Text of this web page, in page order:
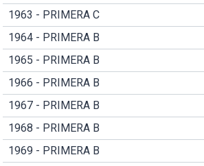
1963 - PRIMERA C
1964 - PRIMERA B
1965 - PRIMERA B
1966 - PRIMERA B
1967 - PRIMERA B
1968 - PRIMERA B
1969 - PRIMERA B